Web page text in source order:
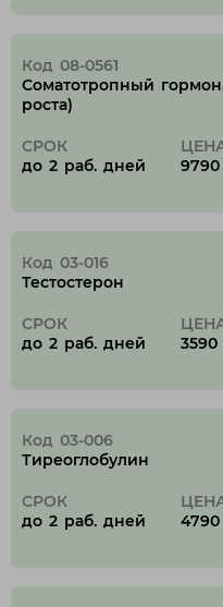
Код 08-0561
Соматотропный
роста)
СРОК
до 2 раб. дней
Код 03-016
Тестостерон
СРОК
до 2 раб. дней
Код 03-006
Тиреоглобулин
СРОК
до 2 раб. дней
С
Сатпаев
Тараз
Туркестанская
Уральск
Чунджа